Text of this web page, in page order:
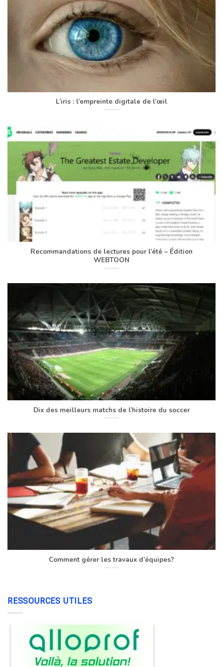
L’iris : l’empreinte digitale de l’œil
Recommandations de lectures pour l’été – Édition
WEBTOON
Dix des meilleurs matchs de l’histoire du soccer
Comment gérer les travaux d’équipes?
RESSOURCES UTILES